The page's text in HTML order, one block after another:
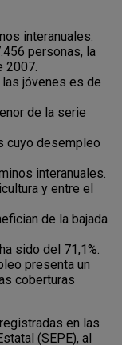
interanuales.
personas, la
2007.
jóvenes es de
de la serie
cuyo desempleo
interanuales.
y entre el
de la bajada
sido del 71,1%.
presenta un
coberturas
registradas en las
(SEPE), al